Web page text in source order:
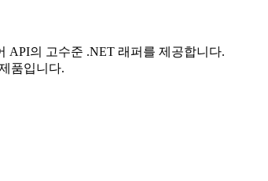
API의 고수준 .NET 래퍼를 제공합니다.
품입니다.